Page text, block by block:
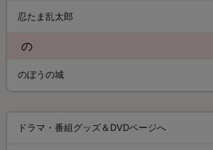
忍たま乱太郎
の
のぼうの城
ドラマ・番組グッズ＆DVDページへ